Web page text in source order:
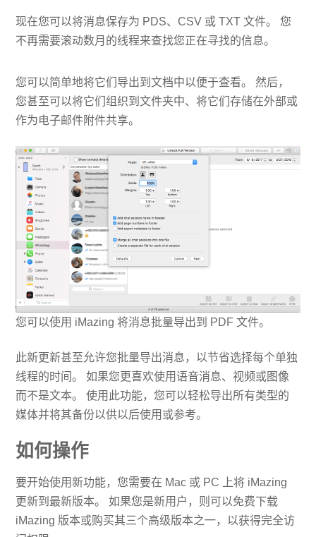
现在您可以将消息保存为 PDS、CSV 或 TXT 文件。 您
不再需要滚动数月的线程来查找您正在寻找的信息。
您可以简单地将它们导出到文档中以便于查看。 然后，
您甚至可以将它们组织到文件夹中、将它们存储在外部或
作为电子邮件附件共享。
您可以使用 iMazing 将消息批量导出到 PDF 文件。
此新更新甚至允许您批量导出消息，以节省选择每个单独
线程的时间。 如果您更喜欢使用语音消息、视频或图像
而不是文本。 使用此功能，您可以轻松导出所有类型的
媒体并将其备份以供以后使用或参考。
如何操作
要开始使用新功能，您需要在 Mac 或 PC 上将 iMazing
更新到最新版本。 如果您是新用户，则可以免费下载
iMazing 版本或购买其三个高级版本之一，以获得完全访